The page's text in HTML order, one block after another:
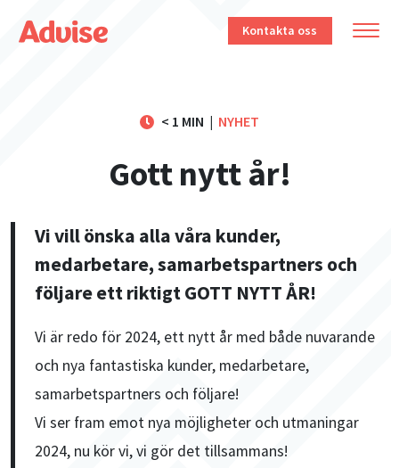
Kontakta oss
< 1 MIN | NYHET
Gott nytt år!
Vi vill önska alla våra kunder,
medarbetare, samarbetspartners och
följare ett riktigt GOTT NYTT ÅR!
Vi är redo för 2024, ett nytt år med både nuvarande
och nya fantastiska kunder, medarbetare,
samarbetspartners och följare!
Vi ser fram emot nya möjligheter och utmaningar
2024, nu kör vi, vi gör det tillsammans!